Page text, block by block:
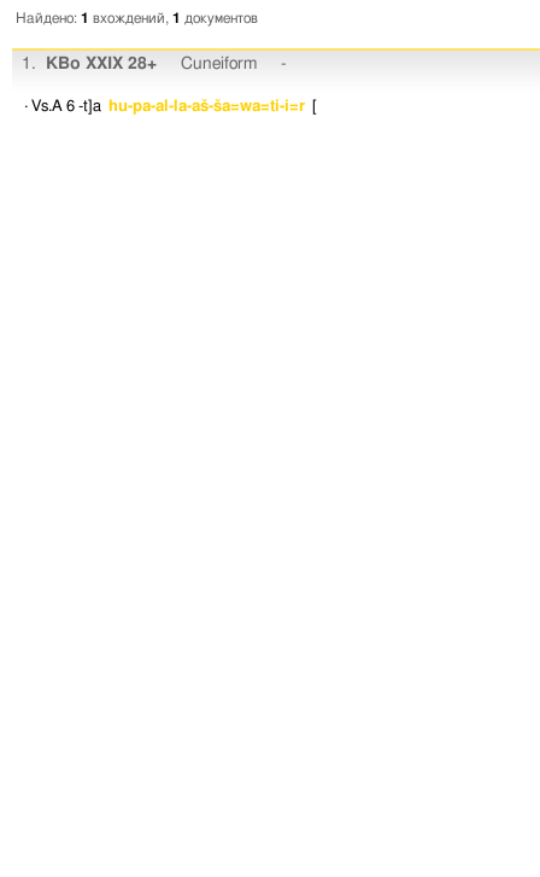
Найдено: 1 вхождений, 1 документов
1. KBo XXIX 28+ Cuneiform -
· Vs.A 6 -t]a hu-pa-al-la-aš-ša=wa=ti-i=r [